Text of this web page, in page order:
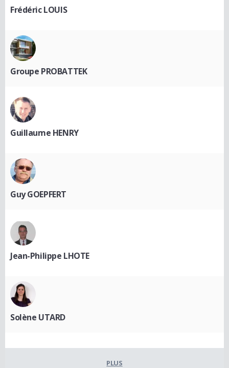
Frédéric LOUIS
Groupe PROBATTEK
Guillaume HENRY
Guy GOEPFERT
Jean-Philippe LHOTE
Solène UTARD
PLUS